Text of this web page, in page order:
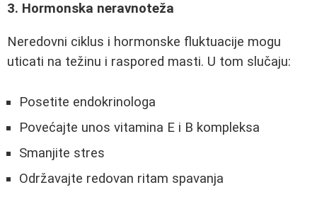
3. Hormonska neravnoteža
Neredovni ciklus i hormonske fluktuacije mogu
uticati na težinu i raspored masti. U tom slučaju:
Posetite endokrinologa
Povećajte unos vitamina E i B kompleksa
Smanjite stres
Održavajte redovan ritam spavanja